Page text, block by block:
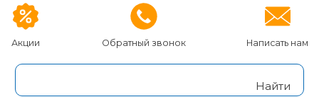
Акции Обратный звонок Написать нам